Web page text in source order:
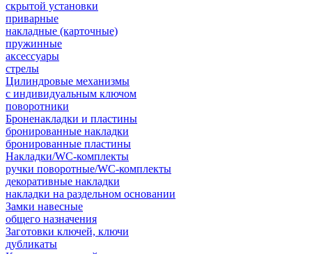
скрытой установки
приварные
накладные (карточные)
пружинные
аксессуары
стрелы
Цилиндровые механизмы
с индивидуальным ключом
поворотники
Броненакладки и пластины
бронированные накладки
бронированные пластины
Накладки/WC-комплекты
ручки поворотные/WC-комплекты
декоративные накладки
накладки на раздельном основании
Замки навесные
общего назначения
Заготовки ключей, ключи
дубликаты